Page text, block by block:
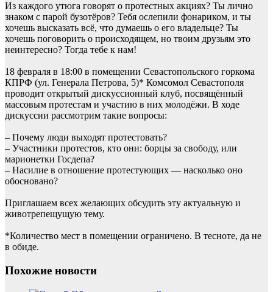
Из каждого утюга говорят о протестных акциях? Ты лично
знаком с парой бузотёров? Тебя ослепили фонариком, и ты
хочешь высказать всё, что думаешь о его владельце? Ты
хочешь поговорить о происходящем, но твоим друзьям это
неинтересно? Тогда тебе к нам!
18 февраля в 18:00 в помещении Севастопольского горкома
КПРФ (ул. Генерала Петрова, 5)* Комсомол Севастополя
проводит открытый дискуссионный клуб, посвящённый
массовым протестам и участию в них молодёжи. В ходе
дискуссии рассмотрим такие вопросы:
– Почему люди выходят протестовать?
– Участники протестов, кто они: борцы за свободу, или
марионетки Госдепа?
– Насилие в отношение протестующих — насколько оно
обосновано?
Приглашаем всех желающих обсудить эту актуальную и
животрепещущую тему.
*Количество мест в помещении ограничено. В тесноте, да не
в обиде.
Похожие новости